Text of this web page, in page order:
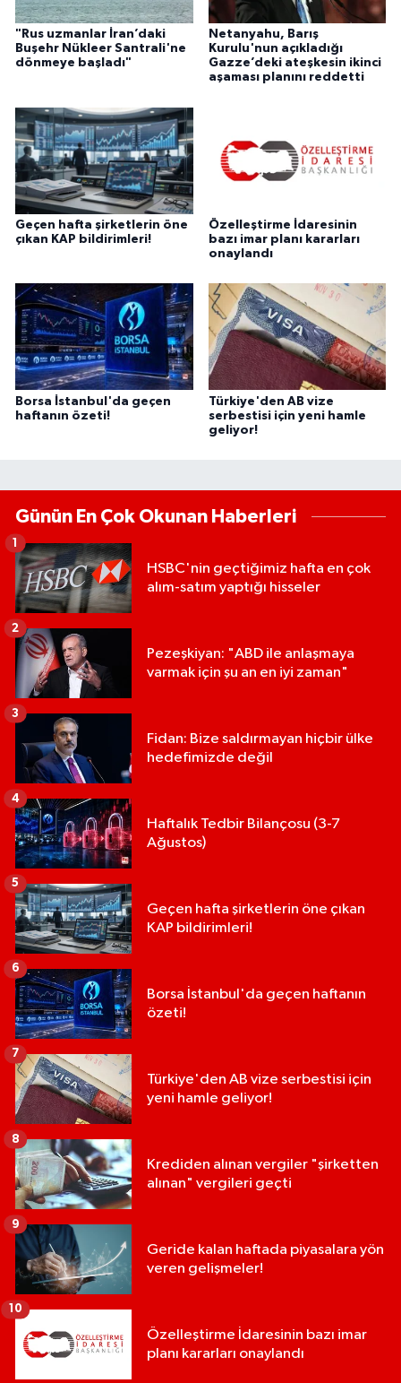
"Rus uzmanlar İran’daki
Buşehr Nükleer Santrali'ne
dönmeye başladı"
Netanyahu, Barış
Kurulu'nun açıkladığı
Gazze’deki ateşkesin ikinci
aşaması planını reddetti
Geçen hafta şirketlerin öne
çıkan KAP bildirimleri!
Özelleştirme İdaresinin
bazı imar planı kararları
onaylandı
Borsa İstanbul'da geçen
haftanın özeti!
Türkiye'den AB vize
serbestisi için yeni hamle
geliyor!
Günün En Çok Okunan Haberleri
HSBC'nin geçtiğimiz hafta en çok
alım-satım yaptığı hisseler
1
Pezeşkiyan: "ABD ile anlaşmaya
varmak için şu an en iyi zaman"
2
Fidan: Bize saldırmayan hiçbir ülke
hedefimizde değil
3
Haftalık Tedbir Bilançosu (3-7
Ağustos)
4
Geçen hafta şirketlerin öne çıkan
KAP bildirimleri!
5
Borsa İstanbul'da geçen haftanın
özeti!
6
Türkiye'den AB vize serbestisi için
yeni hamle geliyor!
7
Krediden alınan vergiler "şirketten
alınan" vergileri geçti
8
Geride kalan haftada piyasalara yön
veren gelişmeler!
9
Özelleştirme İdaresinin bazı imar
planı kararları onaylandı
10